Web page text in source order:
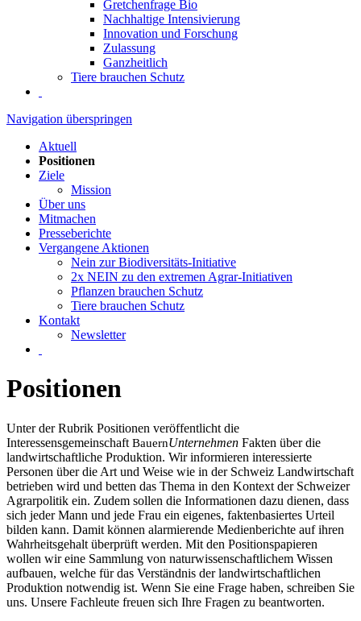
Gretchenfrage Bio
Nachhaltige Intensivierung
Innovation und Forschung
Zulassung
Ganzheitlich
Tiere brauchen Schutz
Navigation überspringen
Aktuell
Positionen
Ziele
Mission
Über uns
Mitmachen
Presseberichte
Vergangene Aktionen
Nein zur Biodiversitäts-Initiative
2x NEIN zu den extremen Agrar-Initiativen
Pflanzen brauchen Schutz
Tiere brauchen Schutz
Kontakt
Newsletter
Positionen
Unter der Rubrik Positionen veröffentlicht die
Interessensgemeinschaft BauernUnternehmen Fakten über die
landwirtschaftliche Produktion. Wir informieren interessierte
Personen über die Art und Weise wie in der Schweiz Landwirtschaft
betrieben wird und betten das Thema in den Kontext der Schweizer
Agrarpolitik ein. Zudem sollen die Informationen dazu dienen, dass
sich jeder Mann und jede Frau ein eigenes, faktenbasiertes Urteil
bilden kann. Damit können alarmierende Medienberichte auf ihren
Wahrheitsgehalt überprüft werden. Mit den Positionspapieren
wollen wir eine Sammlung von naturwissenschaftlichem Wissen
aufbauen, welche für das Verständnis der landwirtschaftlichen
Produktion notwendig ist. Wenn Sie eine Frage haben, schreiben Sie
uns. Unsere Fachleute freuen sich Ihre Fragen zu beantworten.